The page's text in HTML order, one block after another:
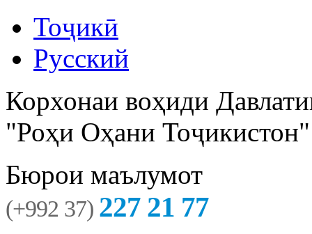
Тоҷикӣ
Русский
Корхонаи воҳиди
"Роҳи Оҳани Тоҷикистон"
Бюрои маълумот
(+992 37) 227 21 77